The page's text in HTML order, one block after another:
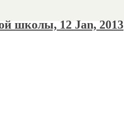
школы, 12 Jan, 2013